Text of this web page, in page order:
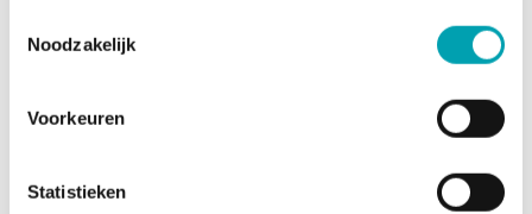
Noodzakelijk
Voorkeuren
Statistieken
is om zo de ouders een heldere stem te geven in de
opvangomgeving van hun kind(eren) en om met elkaar
geven. Heb je vragen, suggesties, ideeën of opmerkingen?
sturen naar